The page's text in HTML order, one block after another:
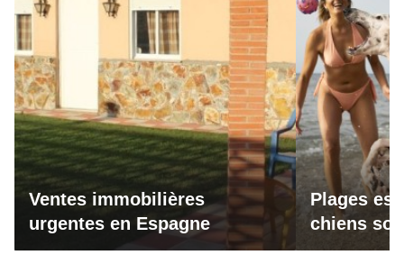
Ventes immobilières
urgentes en Espagne
Plages
chiens